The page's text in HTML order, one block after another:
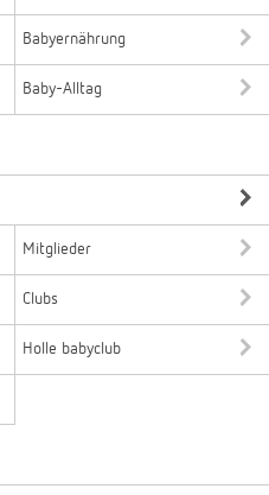
Babyernährung
Baby-Alltag
Mitglieder
Clubs
Holle babyclub